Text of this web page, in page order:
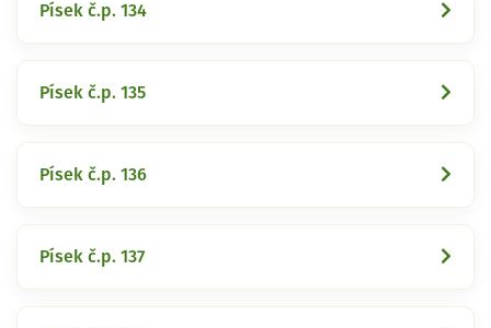
Písek č.p. 134
Písek č.p. 135
Písek č.p. 136
Písek č.p. 137